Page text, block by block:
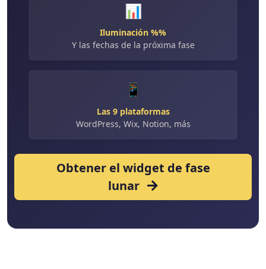
📊
Iluminación %%
Y las fechas de la próxima fase
📱
Las 9 plataformas
WordPress, Wix, Notion, más
Obtener el widget de fase
lunar